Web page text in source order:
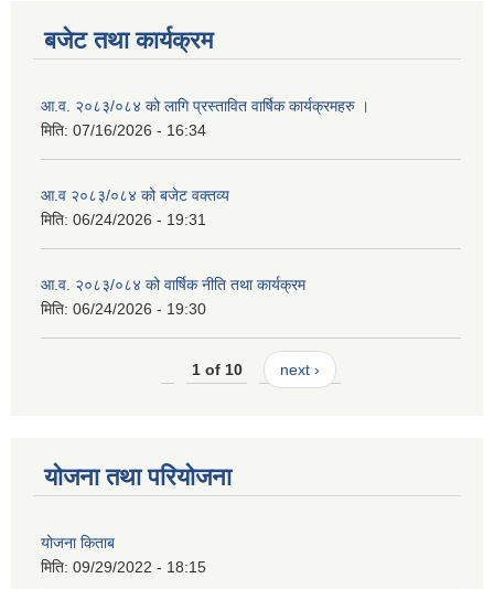
बजेट तथा कार्यक्रम
आ.व. २०८३/०८४ को लागि प्रस्तावित वार्षिक कार्यक्रमहरु ।
मिति: 07/16/2026 - 16:34
आ.व २०८३/०८४ को बजेट वक्तव्य
मिति: 06/24/2026 - 19:31
आ.व. २०८३/०८४ को वार्षिक नीति तथा कार्यक्रम
मिति: 06/24/2026 - 19:30
1 of 10 next ›
योजना तथा परियोजना
योजना किताब
मिति: 09/29/2022 - 18:15